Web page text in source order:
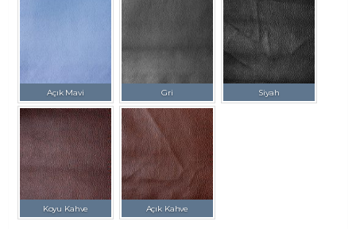
Açık Mavi Gri Siyah
Koyu Kahve Açık Kahve